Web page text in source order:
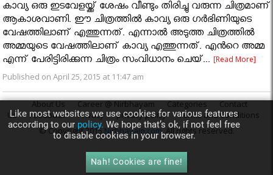
കാവ്യ ഒരു ഇടവേളയ്ക്ക് ശേഷം വീണ്ടും തിരിച്ചു വരുന്ന ചിത്രമാണ്
ആകാശവാണി. ഈ ചിത്രത്തിൽ കാവ്യ ഒരു ഗർഭിണിയുടെ
വേഷത്തിലാണ് എത്തുന്നത്. എന്നാൽ അടുത്ത ചിത്രത്തിൽ
അമ്മയുടെ വേഷത്തിലാണ് കാവ്യ എത്തുന്നത്. എൻറെ അമ്മ
എന്ന് പേരിട്ടിരിക്കുന്ന ചിത്രം സംവിധാനം ചെയ്...[Read More]
Published on April 25, 2015 at 11:47 am
About Us Career @ Nirbhayam Categories
Contact
Us
Feedback Privacy privacy policy
Terms and Conditions
© Copyright 2015Nirbhayam.com. All rights reserved.
Like most websites we use cookies for various features
according to our policy. We hope that’s ok, if not feel free
to disable cookies in your browser.
Nah! Cookies are fine!